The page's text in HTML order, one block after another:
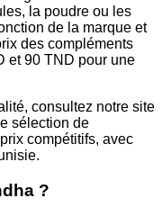
la poudre ou les
de la marque et
des compléments
et 90 TND pour une
consultez notre site
sélection de
compétitifs, avec
?